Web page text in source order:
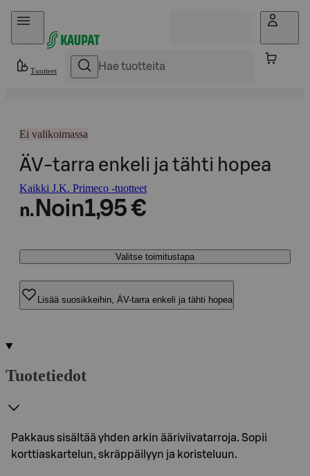
Hyppää sisältöön
Tuotteet
Ei valikoimassa
ÄV-tarra enkeli ja tähti hopea
Kaikki J.K. Primeco -tuotteet
n. Noin1,95 €
Valitse toimitustapa
Lisää suosikkeihin, ÄV-tarra enkeli ja tähti hopea
Tuotetiedot
Pakkaus sisältää yhden arkin ääriviivatarroja. Sopii
korttiaskartelun, skräppäilyyn ja koristeluun.